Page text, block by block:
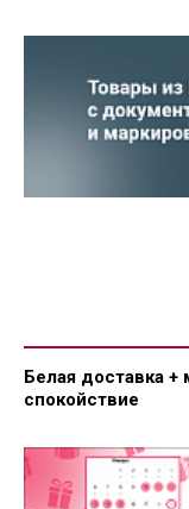
Белая доставка +
спокойствие